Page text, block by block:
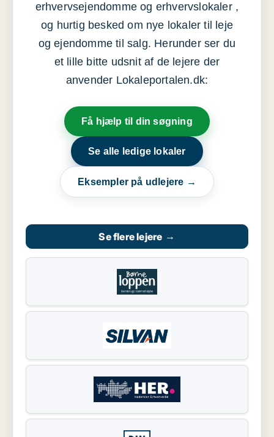
erhvervsejendomme og erhvervslokaler ,
og hurtig besked om nye lokaler til leje
og ejendomme til salg. Herunder ser du
et lille bitte udsnit af de lejere der
anvender Lokaleportalen.dk:
Få hjælp til din søgning
Se alle ledige lokaler
Eksempler på udlejere →
Se flere lejere →